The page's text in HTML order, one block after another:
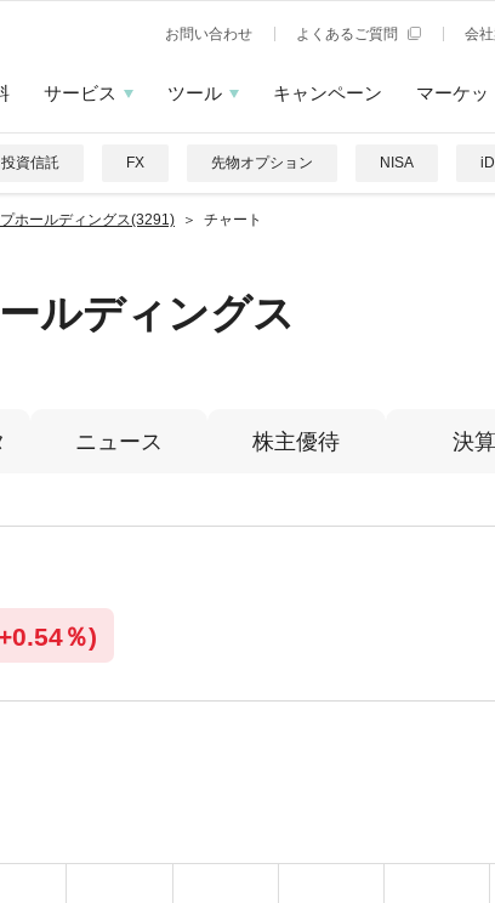
お問い合わせ よくあるご質問 会
サービス ツール キャンペーン マーケッ
投資信託 FX 先物オプション NISA
ホールディングス(3291) チャート
ルディングス
ニュース 株主優待 決算
0.54％)